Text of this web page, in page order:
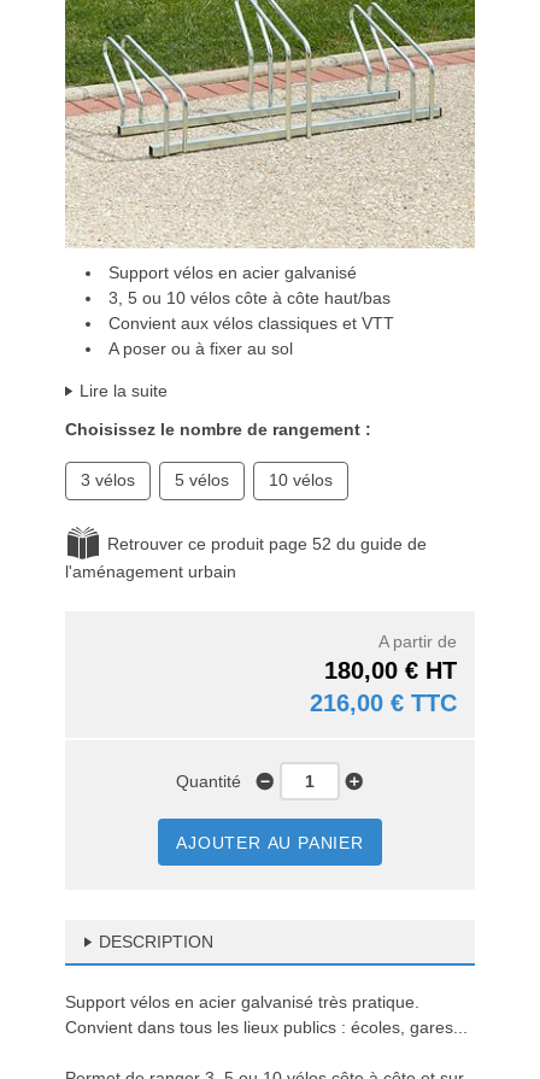
Support vélos en acier galvanisé
3, 5 ou 10 vélos côte à côte haut/bas
Convient aux vélos classiques et VTT
A poser ou à fixer au sol
Lire la suite
Choisissez le nombre de rangement :
3 vélos 5 vélos 10 vélos
Retrouver ce produit page 52 du guide de
l'aménagement urbain
A partir de
180,00 € HT
216,00 € TTC
Quantité
AJOUTER AU PANIER
DESCRIPTION
Support vélos en acier galvanisé très pratique.
Convient dans tous les lieux publics : écoles, gares...